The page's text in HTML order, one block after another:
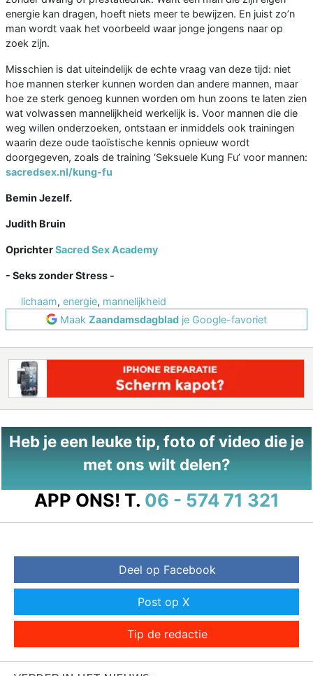
energie kan dragen, hoeft niets meer te bewijzen. En juist zo’n
man wordt vaak het voorbeeld waar jonge jongens naar op
zoek zijn.
Misschien is dat uiteindelijk de echte vraag van deze tijd: niet
hoe mannen sterker kunnen worden dan andere mannen, maar
hoe ze sterk genoeg kunnen worden om hun zoons te laten zien
wat volwassen mannelijkheid werkelijk is. Voor mannen die die
weg willen onderzoeken, ontstaan er inmiddels ook trainingen
waarin deze oude taoïstische kennis opnieuw wordt
doorgegeven, zoals de training ‘Seksuele Kung Fu’ voor mannen:
sacredsex.nl/kung-fu
Bemin Jezelf.
Judith Bruin
OprichterSacred Sex Academy
- Seks zonder Stress -
lichaam, energie, mannelijkheid
Maak Zaandamsdagblad je Google-favoriet
Heb je een leuke tip, foto of video die je
met ons wilt delen?
APP ONS! T. 06 - 574 71 321
Deel op Facebook
Post op X
Tip de redactie